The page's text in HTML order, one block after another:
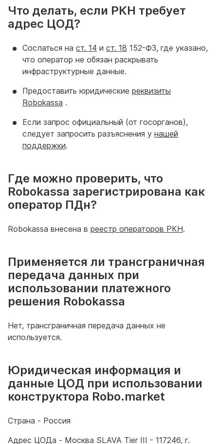
Что делать, если РКН требует
адрес ЦОД?
Сослаться на ст. 14 и ст. 18 152-ФЗ, где указано,
что оператор не обязан раскрывать
инфраструктурные данные.
Предоставить юридические реквизиты
Robokassa .
Если запрос официальный (от госорганов),
следует запросить разъяснения у нашей
поддержки.
Где можно проверить, что
Robokassa зарегистрирована как
оператор ПДн?
Robokassa внесена в реестр операторов РКН.
Применяется ли трансграничная
передача данных при
использовании платежного
решения Robokassa
Нет, трансграничная передача данных не
используется.
Юридическая информация и
данные ЦОД при использовании
конструктора Robo.market
Страна - Россия
Адрес ЦОДа - Москва SLAVA Tier III - 117246, г.